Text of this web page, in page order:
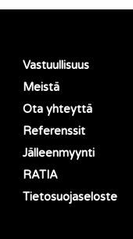
Vastuullisuus
Meistä
Ota yhteyttä
Referenssit
Jälleenmyynti
RATIA
Tietosuojaseloste